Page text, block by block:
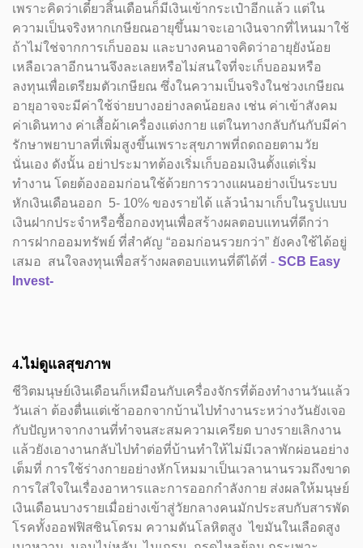
เพราะคิดว่าเดี๋ยวสิ้นเดือนก็มีเงินเข้ากระเป๋าอีกแล้ว แต่ใน
ความเป็นจริงหากเกษียณอายุขึ้นมาจะเอาเงินจากที่ไหนมาใช้
ถ้าไม่ใช่จากการเก็บออม และบางคนอาจคิดว่าอายุยังน้อย
เหลือเวลาอีกนานจึงละเลยหรือไม่สนใจที่จะเก็บออมหรือ
ลงทุนเพื่อเตรียมตัวเกษียณ ซึ่งในความเป็นจริงในช่วงเกษียณ
อายุอาจจะมีค่าใช้จ่ายบางอย่างลดน้อยลง เช่น ค่าเข้าสังคม
ค่าเดินทาง ค่าเสื้อผ้าเครื่องแต่งกาย แต่ในทางกลับกันกับมีค่า
รักษาพยาบาลที่เพิ่มสูงขึ้นเพราะสุขภาพที่ถดถอยตามวัย
นั่นเอง ดังนั้น อย่าประมาทต้องเริ่มเก็บออมเงินตั้งแต่เริ่ม
ทำงาน โดยต้องออมก่อนใช้ด้วยการวางแผนอย่างเป็นระบบ
หักเงินเดือนออก 5- 10% ของรายได้ แล้วนำมาเก็บในรูปแบบ
เงินฝากประจำหรือซื้อกองทุนเพื่อสร้างผลตอบแทนที่ดีกว่า
การฝากออมทรัพย์ ที่สำคัญ “ออมก่อนรวยกว่า” ยังคงใช้ได้อยู่
เสมอ สนใจลงทุนเพื่อสร้างผลตอบแทนที่ดีได้ที่ - SCB Easy
Invest-
4.ไม่ดูแลสุขภาพ
ชีวิตมนุษย์เงินเดือนก็เหมือนกับเครื่องจักรที่ต้องทำงานวันแล้ว
วันเล่า ต้องตื่นแต่เช้าออกจากบ้านไปทำงานระหว่างวันยังเจอ
กับปัญหาจากงานที่ทำจนสะสมความเครียด บางรายเลิกงาน
แล้วยังเอางานกลับไปทำต่อที่บ้านทำให้ไม่มีเวลาพักผ่อนอย่าง
เต็มที่ การใช้ร่างกายอย่างหักโหมมาเป็นเวลานานรวมถึงขาด
การใส่ใจในเรื่องอาหารและการออกกำลังกาย ส่งผลให้มนุษย์
เงินเดือนบางรายเมื่อย่างเข้าสู่วัยกลางคนมักประสบกับสารพัด
โรคทั้งออฟฟิสซินโดรม ความดันโลหิตสูง ไขมันในเลือดสูง